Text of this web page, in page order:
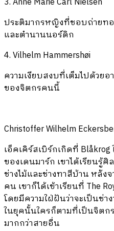
ประติมากรหญิงที่ชอบถ่ายท
และตำนานนอร์ดิก
4. Vilhelm Hammershøi
ความเงียบสงบที่เต็มไปด้ว
ของจิตกรคนนี้
Christoffer Wilhelm
เอ็คเคิร์สเบิร์กเกิดที่
ของเดนมาร์ก เขาได้เรียน
ช่างไม้และช่างทาสีบ้าน หลัง
คน เขาก็ได้เข้าเรียนที่ The
โดยมีความใฝ่ฝันว่าจะเป็นช่า
ในยุคนั้นใครก็ตามที่เป็นจิตก
มากกว่าสายอื่น